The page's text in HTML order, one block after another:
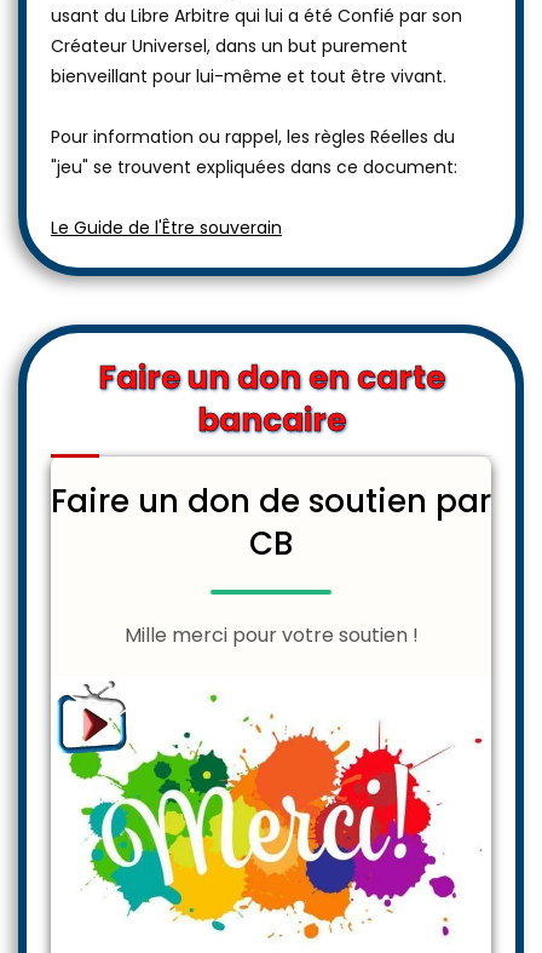
usant du Libre Arbitre qui lui a été Confié par son
Créateur Universel, dans un but purement
bienveillant pour lui-même et tout être vivant.
Pour information ou rappel, les règles Réelles du
"jeu" se trouvent expliquées dans ce document:
Le Guide de l'Être souverain
Faire un don en carte
bancaire
Faire un don de soutien par
CB
Mille merci pour votre soutien !